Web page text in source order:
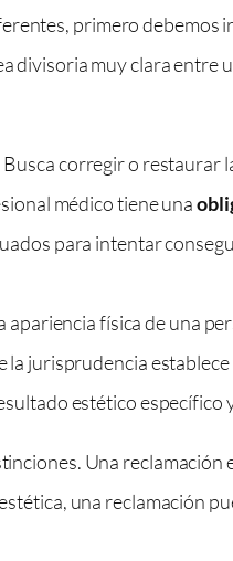
primero debemos
divisoria muy clara
Busca corregir o restaurar
médico tiene una
para intentar
apariencia física de una
la jurisprudencia
estético específico
Una
una reclamación